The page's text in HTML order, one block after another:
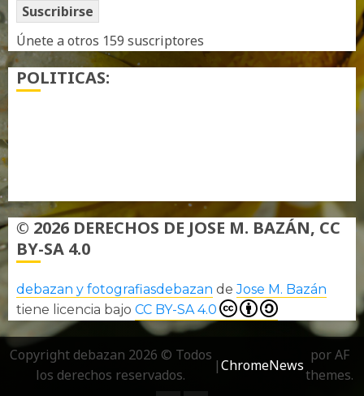
correo
electrónico
Suscribirse
Únete a otros 159 suscriptores
POLITICAS:
© 2026 DERECHOS DE JOSE M. BAZÁN, CC
BY-SA 4.0
debazan y fotografiasdebazan deJose M. Bazán
tiene licencia bajo CC BY-SA 4.0
Copyright debazan 2026 © Todos
los derechos reservados.
|ChromeNews
por AF
themes.